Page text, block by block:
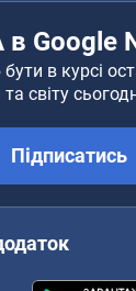
в Google
в курсі
світу
Підписатись